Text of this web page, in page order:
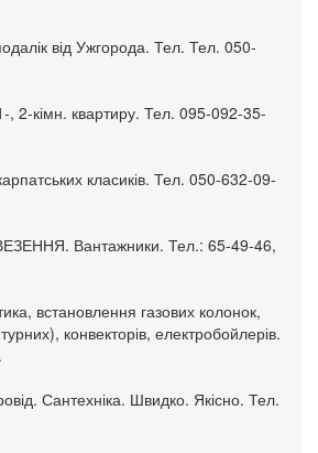
від Ужгорода. Тел. Тел. 050-
, 2-кімн. квартиру. Тел. 095-092-35-
класиків. Тел. 050-632-09-
Вантажники. Тел.: 65-49-46,
встановлення газових колонок,
конвекторів, електробойлерів.
Сантехніка. Швидко. Якісно. Тел.